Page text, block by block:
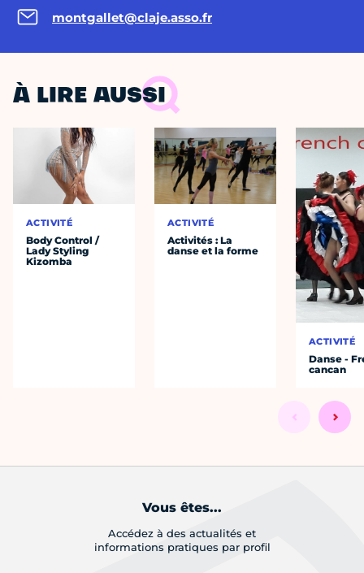
montgallet@claje.asso.fr
À LIRE AUSSI
ACTIVITÉ
Body Control /
Lady Styling
Kizomba
ACTIVITÉ
Activités : La
danse et la forme
ACTIVITÉ
Danse -
cancan
Vous êtes...
Accédez à des actualités et
informations pratiques par profil